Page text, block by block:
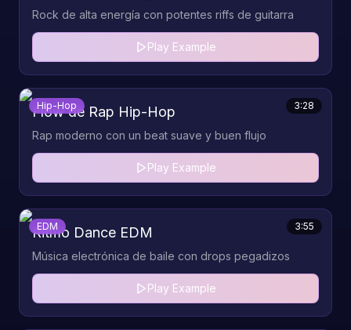
Rock de alta energía con potentes riffs de guitarra
Play Example
Hip-Hop 3:28
Flow de Rap Hip-Hop
Rap moderno con un beat suave y buen flujo
Play Example
EDM 3:55
Ritmo Dance EDM
Música electrónica de baile con drops pegadizos
Play Example